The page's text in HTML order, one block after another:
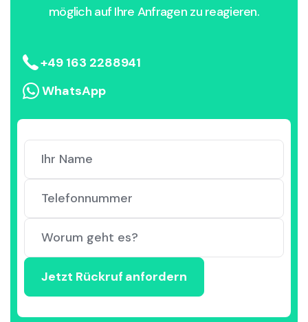
möglich auf Ihre Anfragen zu reagieren.
+49 163 2288941
WhatsApp